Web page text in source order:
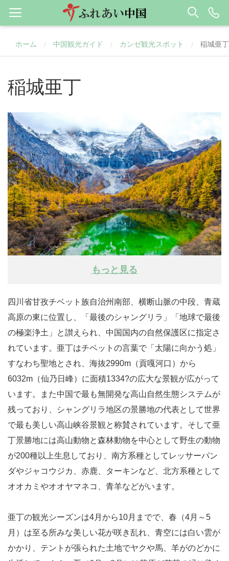
ホーム / 中国観光ガイド / カンゼ観光スポット / 稲城亜丁
稲城亜丁
もっと見る
四川省甘孜チベット族自治州南部、横断山脈の中段、青蔵
高原の東に位置し、「最後のシャングリラ」「地球で最後
の極楽浄土」と讃えられ、中国国内の自然保護区に指定さ
れています。亜丁はチベットの言葉で「太陽に向かう処」
すなわち聖地とされ、海抜2990m（貢嘎河口）から
6032m（仙乃日峰）に面積1334?の広大な景観が広がって
います。また中国で最も無開発な高山自然生態システムが
残っており、シャングリラ地区の景勝地の代表として世界
で最も美しい高山峡谷景観と称賛されています。そして亜
丁景勝地には高山動物と森林動物を中心として野生の動物
が200種以上生息しており、南方系種としてレッサーパン
ダやジャコウジカ、赤鹿、ターキンなど、北方系種として
オオカミやオオヤマネコ、青羊などがいます。
亜丁の観光シーズンは4月から10月までで、春（4月～5
月）は至る所みな美しい花が咲き乱れ、青空には白い雲が
かかり、テントが張られた土地でヤクや馬、羊がのどかに